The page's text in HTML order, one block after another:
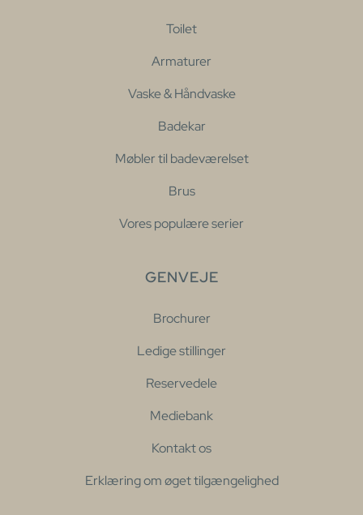
Toilet
Armaturer
Vaske & Håndvaske
Badekar
Møbler til badeværelset
Brus
Vores populære serier
GENVEJE
Brochurer
Ledige stillinger
Reservedele
Mediebank
Kontakt os
Erklæring om øget tilgængelighed